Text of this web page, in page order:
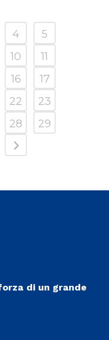
4
5
10
11
16
17
22
23
28
29
di un grande